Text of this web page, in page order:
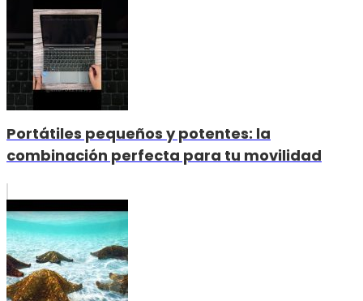
Portátiles pequeños y potentes: la
combinación perfecta para tu movilidad